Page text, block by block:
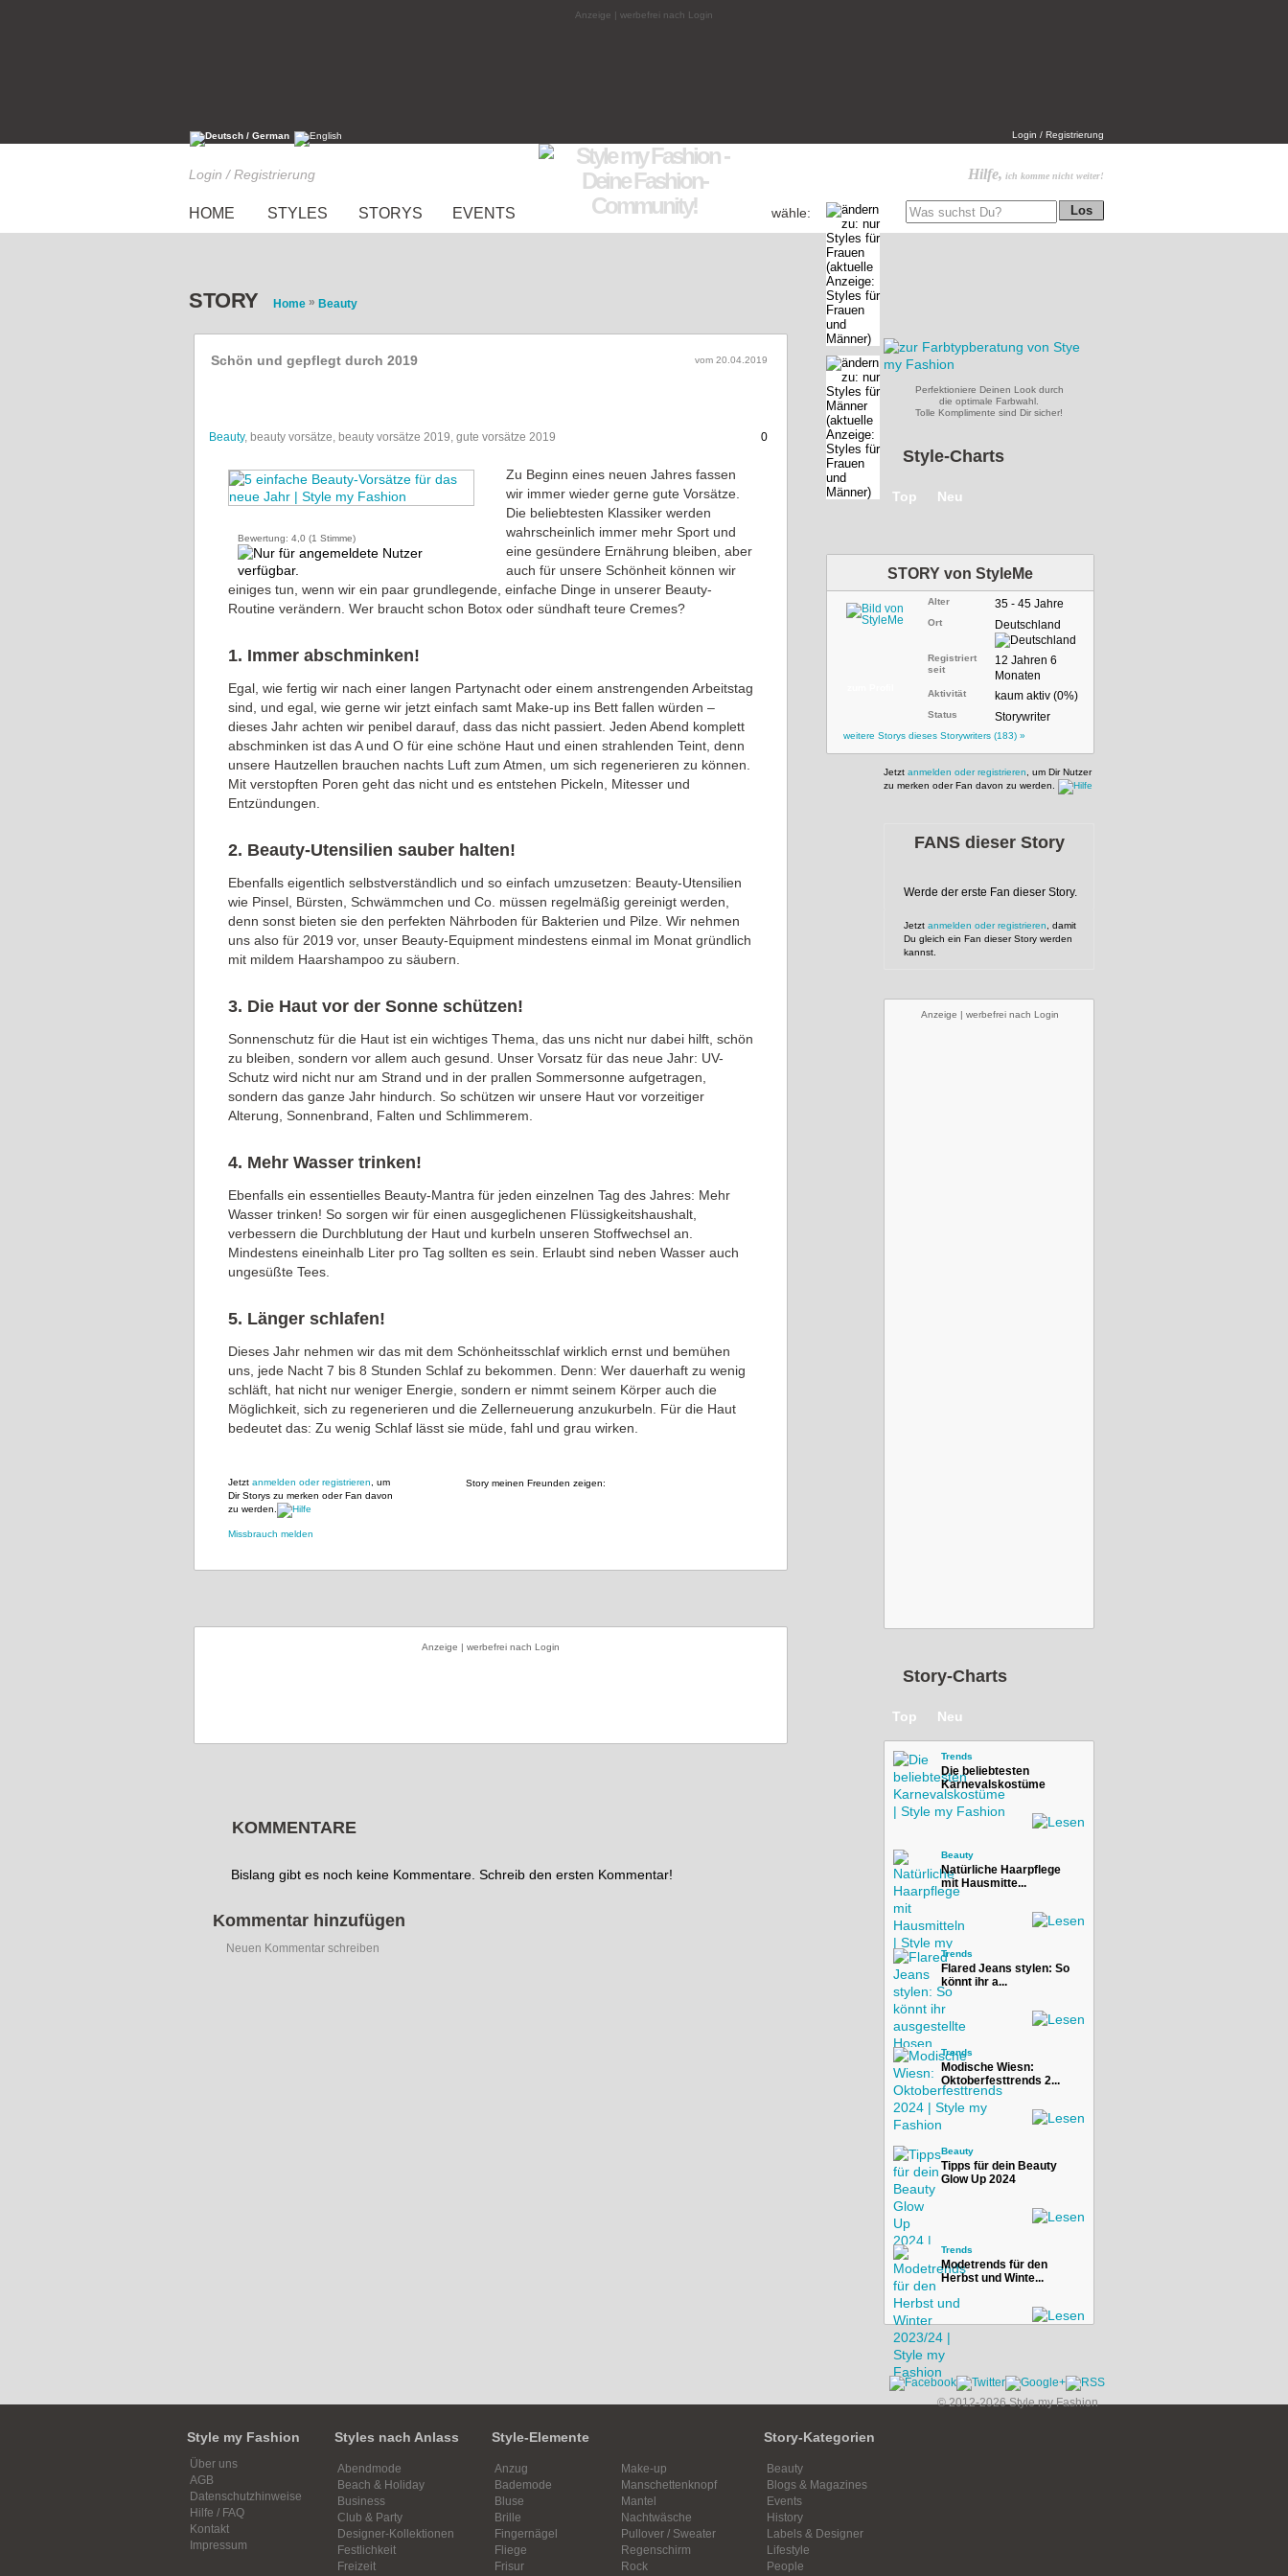
Anzeige | werbefrei nach Login
Login / Registrierung
Hilfe, ich komme nicht weiter!
Login / Registrierung
HOME STYLES STORYS EVENTS wähle:
STORY Home » Beauty
Schön und gepflegt durch 2019 vom 20.04.2019
Beauty, beauty vorsätze, beauty vorsätze 2019, gute vorsätze 2019 0
Bewertung: 4,0 (1 Stimme)
Zu Beginn eines neuen Jahres fassen
wir immer wieder gerne gute Vorsätze.
Die beliebtesten Klassiker werden
wahrscheinlich immer mehr Sport und
eine gesündere Ernährung bleiben, aber
auch für unsere Schönheit können wir
einiges tun, wenn wir ein paar grundlegende, einfache Dinge in unserer Beauty-
Routine verändern. Wer braucht schon Botox oder sündhaft teure Cremes?
1. Immer abschminken!
Egal, wie fertig wir nach einer langen Partynacht oder einem anstrengenden Arbeitstag
sind, und egal, wie gerne wir jetzt einfach samt Make-up ins Bett fallen würden –
dieses Jahr achten wir penibel darauf, dass das nicht passiert. Jeden Abend komplett
abschminken ist das A und O für eine schöne Haut und einen strahlenden Teint, denn
unsere Hautzellen brauchen nachts Luft zum Atmen, um sich regenerieren zu können.
Mit verstopften Poren geht das nicht und es entstehen Pickeln, Mitesser und
Entzündungen.
2. Beauty-Utensilien sauber halten!
Ebenfalls eigentlich selbstverständlich und so einfach umzusetzen: Beauty-Utensilien
wie Pinsel, Bürsten, Schwämmchen und Co. müssen regelmäßig gereinigt werden,
denn sonst bieten sie den perfekten Nährboden für Bakterien und Pilze. Wir nehmen
uns also für 2019 vor, unser Beauty-Equipment mindestens einmal im Monat gründlich
mit mildem Haarshampoo zu säubern.
3. Die Haut vor der Sonne schützen!
Sonnenschutz für die Haut ist ein wichtiges Thema, das uns nicht nur dabei hilft, schön
zu bleiben, sondern vor allem auch gesund. Unser Vorsatz für das neue Jahr: UV-
Schutz wird nicht nur am Strand und in der prallen Sommersonne aufgetragen,
sondern das ganze Jahr hindurch. So schützen wir unsere Haut vor vorzeitiger
Alterung, Sonnenbrand, Falten und Schlimmerem.
4. Mehr Wasser trinken!
Ebenfalls ein essentielles Beauty-Mantra für jeden einzelnen Tag des Jahres: Mehr
Wasser trinken! So sorgen wir für einen ausgeglichenen Flüssigkeitshaushalt,
verbessern die Durchblutung der Haut und kurbeln unseren Stoffwechsel an.
Mindestens eineinhalb Liter pro Tag sollten es sein. Erlaubt sind neben Wasser auch
ungesüßte Tees.
5. Länger schlafen!
Dieses Jahr nehmen wir das mit dem Schönheitsschlaf wirklich ernst und bemühen
uns, jede Nacht 7 bis 8 Stunden Schlaf zu bekommen. Denn: Wer dauerhaft zu wenig
schläft, hat nicht nur weniger Energie, sondern er nimmt seinem Körper auch die
Möglichkeit, sich zu regenerieren und die Zellerneuerung anzukurbeln. Für die Haut
bedeutet das: Zu wenig Schlaf lässt sie müde, fahl und grau wirken.
Story meinen Freunden zeigen:
Jetzt anmelden oder registrieren , um
Dir Storys zu merken oder Fan davon
zu werden.
Missbrauch melden
Anzeige | werbefrei nach Login
KOMMENTARE
Bislang gibt es noch keine Kommentare. Schreib den ersten Kommentar!
Kommentar hinzufügen
Neuen Kommentar schreiben
Perfektioniere Deinen Look durch
die optimale Farbwahl.
Tolle Komplimente sind Dir sicher!
Style-Charts
Top Neu
STORY von StyleMe
Alter 35 - 45 Jahre
Ort Deutschland
Registriert
seit
12 Jahren 6
Monaten
Aktivität kaum aktiv (0%)
Status Storywriter
weitere Storys dieses Storywriters (183) »
Jetzt anmelden oder registrieren , um Dir Nutzer
zu merken oder Fan davon zu werden.
FANS dieser Story
Werde der erste Fan dieser Story.
Jetzt anmelden oder registrieren , damit
Du gleich ein Fan dieser Story werden
kannst.
Anzeige | werbefrei nach Login
Story-Charts
Top Neu
Trends
Die beliebtesten
Karnevalskostüme
Beauty
Natürliche Haarpflege
mit Hausmitte...
Trends
Flared Jeans stylen: So
könnt ihr a...
Trends
Modische Wiesn:
Oktoberfesttrends 2...
Beauty
Tipps für dein Beauty
Glow Up 2024
Trends
Modetrends für den
Herbst und Winte...
© 2012-2026 Style my Fashion
Style my Fashion
Über uns
AGB
Datenschutzhinweise
Hilfe / FAQ
Kontakt
Impressum
Styles nach Anlass
Abendmode
Beach & Holiday
Business
Club & Party
Designer-Kollektionen
Festlichkeit
Freizeit
Style-Elemente
Anzug
Bademode
Bluse
Brille
Fingernägel
Fliege
Frisur
Make-up
Manschettenknopf
Mantel
Nachtwäsche
Pullover / Sweater
Regenschirm
Rock
Story-Kategorien
Beauty
Blogs & Magazines
Events
History
Labels & Designer
Lifestyle
People